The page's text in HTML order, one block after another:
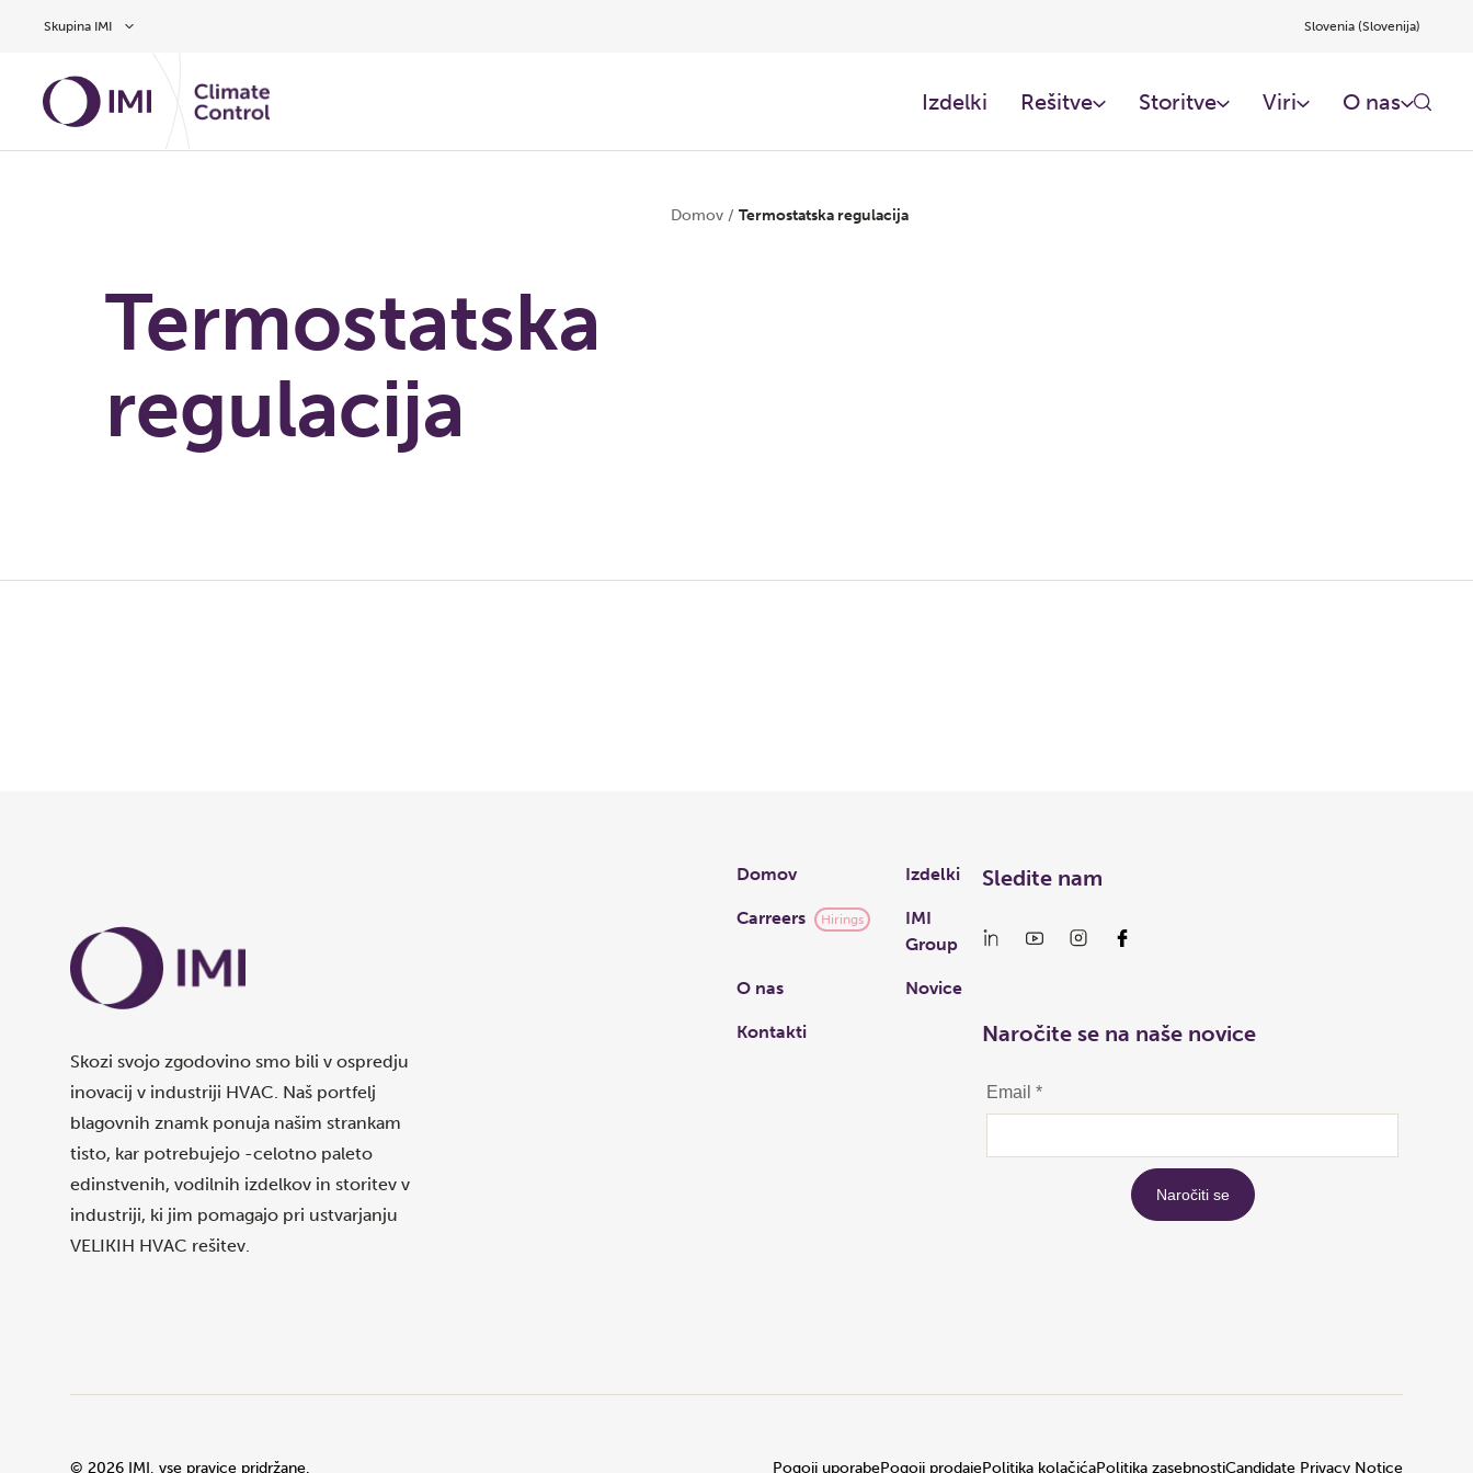
Skupina IMI Slovenia (Slovenija)
Izdelki Rešitve Storitve Viri O nas
Domov/ Termostatska regulacija
Termostatska
regulacija
Skozi svojo zgodovino smo bili v ospredju
inovacij v industriji HVAC. Naš portfelj
blagovnih znamk ponuja našim strankam
tisto, kar potrebujejo -celotno paleto
edinstvenih, vodilnih izdelkov in storitev v
industriji, ki jim pomagajo pri ustvarjanju
VELIKIH HVAC rešitev.
Links
Domov Izdelki
Carreers Hirings
IMI
Group
O nas Novice
Kontakti
Sledite nam
Naročite se na naše novice
© 2026 IMI, vse pravice pridržane. Pogoji uporabePogoji prodajePolitika kolačićaPolitika zasebnostiCandidate Privacy Notice